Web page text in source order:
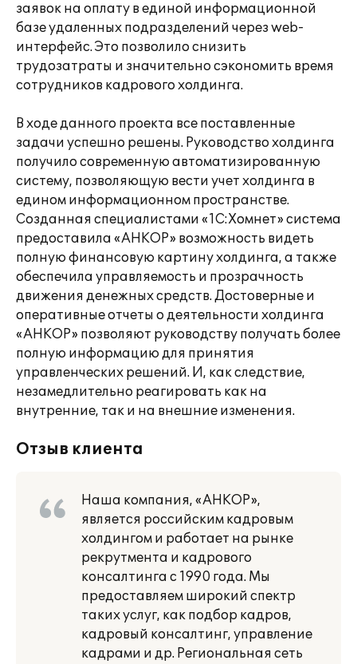
заявок на оплату в единой информационной
базе удаленных подразделений через web-
интерфейс. Это позволило снизить
трудозатраты и значительно сэкономить время
сотрудников кадрового холдинга.
В ходе данного проекта все поставленные
задачи успешно решены. Руководство холдинга
получило современную автоматизированную
систему, позволяющую вести учет холдинга в
едином информационном пространстве.
Созданная специалистами «1С:Хомнет» система
предоставила «АНКОР» возможность видеть
полную финансовую картину холдинга, а также
обеспечила управляемость и прозрачность
движения денежных средств. Достоверные и
оперативные отчеты о деятельности холдинга
«АНКОР» позволяют руководству получать более
полную информацию для принятия
управленческих решений. И, как следствие,
незамедлительно реагировать как на
внутренние, так и на внешние изменения.
Отзыв клиента
Наша компания, «АНКОР»,
является российским кадровым
холдингом и работает на рынке
рекрутмента и кадрового
консалтинга с 1990 года. Мы
предоставляем широкий спектр
таких услуг, как подбор кадров,
кадровый консалтинг, управление
кадрами и др. Региональная сеть